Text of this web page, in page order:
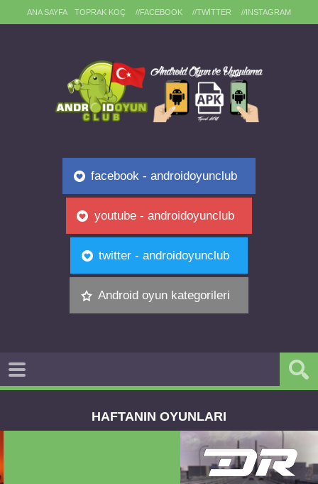
ANA SAYFA TOPRAK KOÇ //FACEBOOK //TWITTER //INSTAGRAM
facebook - androidoyunclub
youtube - androidoyunclub
twitter - androidoyunclub
Android oyun kategorileri
HAFTANIN OYUNLARI